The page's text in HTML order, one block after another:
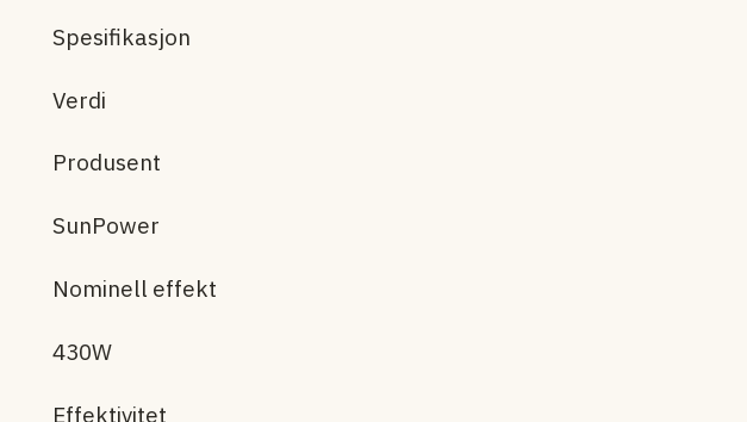
Spesifikasjon
Verdi
Produsent
SunPower
Nominell effekt
430W
Effektivitet